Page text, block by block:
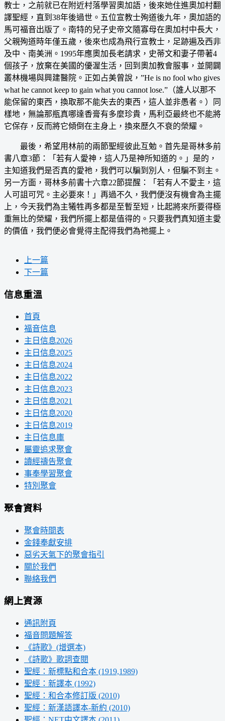
教士，之前就已在附近村落學習奧加語，後來她住進奧加村翻
譯聖經，直到38年後過世。五位宣教士殉道後九年，奧加語的
馬可福音出版了。南特的兒子史帝文隨寡母在奧加村中長大，
父親殉道時年僅五歲，後來也成為飛行宣教士，足跡遍及西非
及中、南美洲。1995年應奧加長老請求，史蒂文和妻子帶著4
個孩子，放棄在美國的優渥生活，回到奧加教會服事，並開闢
叢林機場與興建醫院。正如占美曾說，”He is no fool who gives
what he cannot keep to gain what you cannot lose.”（誰人以那不
能保留的東西，換取那不能失去的東西，這人並非愚者。）同
樣地，無論那瓶真哪達香膏有多麼珍貴，馬利亞最終也不能將
它保存，反而將它傾倒在主身上，換來歷久不衰的榮耀。
最後，希望用林前的兩節聖經彼此互勉。首先是哥林多前
書八章3節：「若有人愛神，這人乃是神所知道的。」是的，
主知道我們是否真的愛祂，我們可以騙到別人，但騙不到主。
另一方面，哥林多前書十六章22節提醒：「若有人不愛主，這
人可詛可咒。主必要來！」再過不久，我們便沒有機會為主擺
上，今天我們為主犧牲再多都是至暫至短，比起將來所要得極
重無比的榮耀，我們所擺上都是值得的。只要我們真知道主愛
的價值，我們便必會覺得主配得我們為祂擺上。
上一篇
下一篇
信息重溫
首頁
福音信息
主日信息2026
主日信息2025
主日信息2024
主日信息2022
主日信息2023
主日信息2021
主日信息2020
主日信息2019
主日信息庫
屬靈追求聚會
讀經禱告聚會
事奉學習聚會
特別聚會
聚會資料
聚會時間表
金錢奉獻安排
惡劣天氣下的聚會指引
關於我們
聯絡我們
網上資源
通訊附頁
福音問題解答
《詩歌》(增選本)
《詩歌》歌詞查閱
聖經：新標點和合本 (1919,1989)
聖經：新譯本 (1992)
聖經：和合本修訂版 (2010)
聖經：新漢語譯本-新約 (2010)